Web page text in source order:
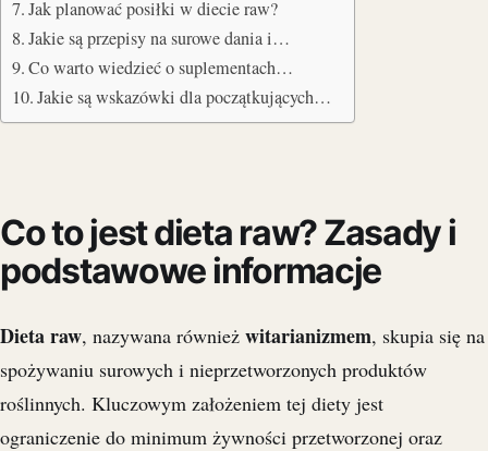
Jak planować posiłki w diecie raw?
Jakie są przepisy na surowe dania i…
Co warto wiedzieć o suplementach…
Jakie są wskazówki dla początkujących…
Co to jest dieta raw? Zasady i
podstawowe informacje
Dieta raw, nazywana również witarianizmem, skupia się na
spożywaniu surowych i nieprzetworzonych produktów
roślinnych. Kluczowym założeniem tej diety jest
ograniczenie do minimum żywności przetworzonej oraz